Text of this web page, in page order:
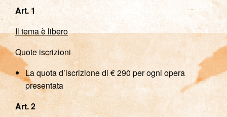
Art. 1
Iltema è libero
Quote iscrizioni
La quota d’iscrizione di € 290 per ogni opera
presentata
Art. 2